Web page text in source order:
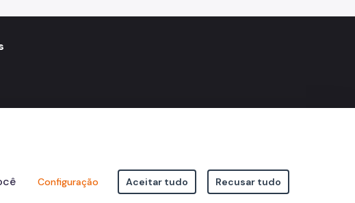
Facebook
Configuração Aceitar tudo Recusar tudo